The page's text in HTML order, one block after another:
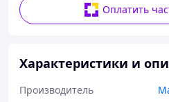
Оплатить
Характеристики и
Производитель